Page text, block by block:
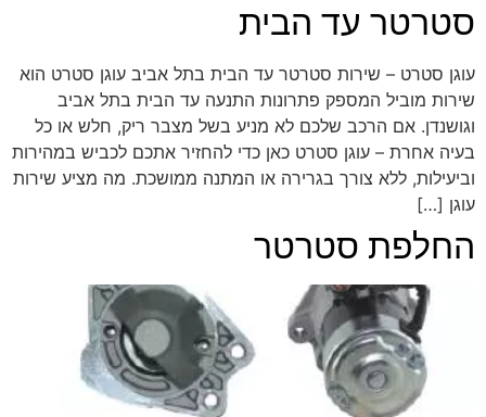
סטרטר עד הבית
עוגן סטרט – שירות סטרטר עד הבית בתל אביב עוגן סטרט הוא
שירות מוביל המספק פתרונות התנעה עד הבית בתל אביב
וגושנדן. אם הרכב שלכם לא מניע בשל מצבר ריק, חלש או כל
בעיה אחרת – עוגן סטרט כאן כדי להחזיר אתכם לכביש במהירות
וביעילות, ללא צורך בגרירה או המתנה ממושכת. מה מציע שירות
עוגן […]
החלפת סטרטר